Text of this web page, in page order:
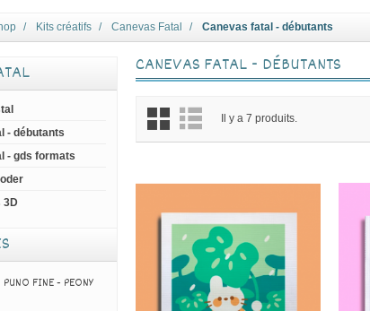
Kits créatifs Canevas Fatal Canevas fatal - débutants
- débutants
- gds formats
3D
PUNO FINE - PEONY
CANEVAS FATAL - DÉBUTANTS
Il y a 7 produits.